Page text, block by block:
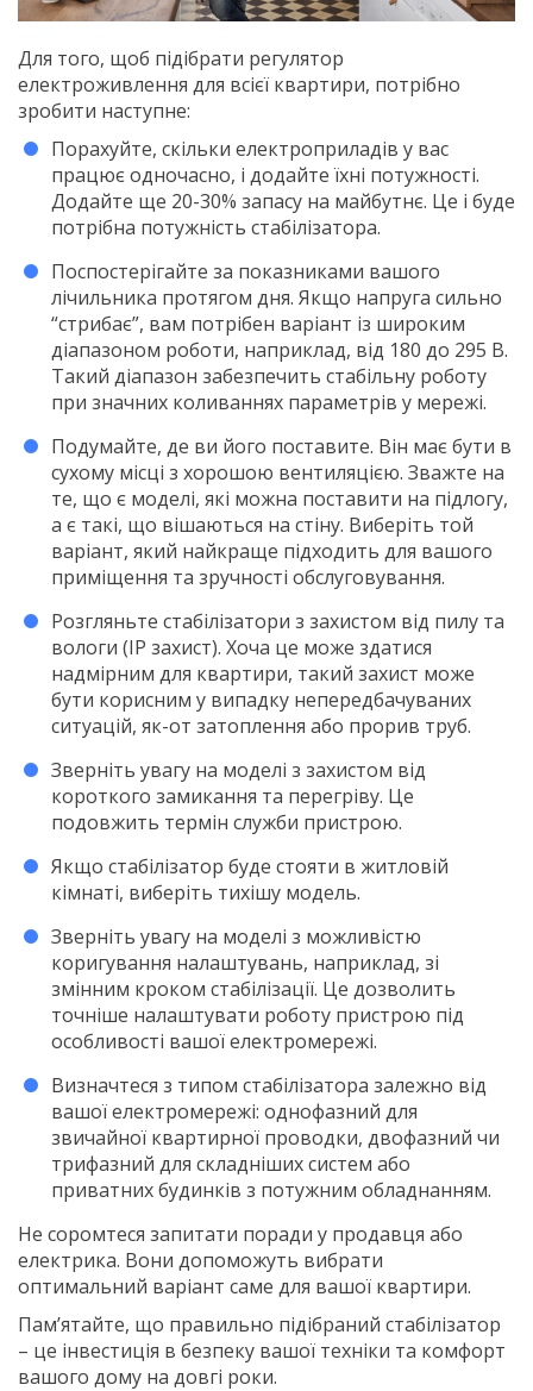
Для того, щоб підібрати регулятор
електроживлення для всієї квартири, потрібно
зробити наступне:
Порахуйте, скільки електроприладів у вас
працює одночасно, і додайте їхні потужності.
Додайте ще 20-30% запасу на майбутнє. Це і буде
потрібна потужність стабілізатора.
Поспостерігайте за показниками вашого
лічильника протягом дня. Якщо напруга сильно
“стрибає”, вам потрібен варіант із широким
діапазоном роботи, наприклад, від 180 до 295 В.
Такий діапазон забезпечить стабільну роботу
при значних коливаннях параметрів у мережі.
Подумайте, де ви його поставите. Він має бути в
сухому місці з хорошою вентиляцією. Зважте на
те, що є моделі, які можна поставити на підлогу,
а є такі, що вішаються на стіну. Виберіть той
варіант, який найкраще підходить для вашого
приміщення та зручності обслуговування.
Розгляньте стабілізатори з захистом від пилу та
вологи (IP захист). Хоча це може здатися
надмірним для квартири, такий захист може
бути корисним у випадку непередбачуваних
ситуацій, як-от затоплення або прорив труб.
Зверніть увагу на моделі з захистом від
короткого замикання та перегріву. Це
подовжить термін служби пристрою.
Якщо стабілізатор буде стояти в житловій
кімнаті, виберіть тихішу модель.
Зверніть увагу на моделі з можливістю
коригування налаштувань, наприклад, зі
змінним кроком стабілізації. Це дозволить
точніше налаштувати роботу пристрою під
особливості вашої електромережі.
Визначтеся з типом стабілізатора залежно від
вашої електромережі: однофазний для
звичайної квартирної проводки, двофазний чи
трифазний для складніших систем або
приватних будинків з потужним обладнанням.
Не соромтеся запитати поради у продавця або
електрика. Вони допоможуть вибрати
оптимальний варіант саме для вашої квартири.
Пам’ятайте, що правильно підібраний стабілізатор
– це інвестиція в безпеку вашої техніки та комфорт
вашого дому на довгі роки.